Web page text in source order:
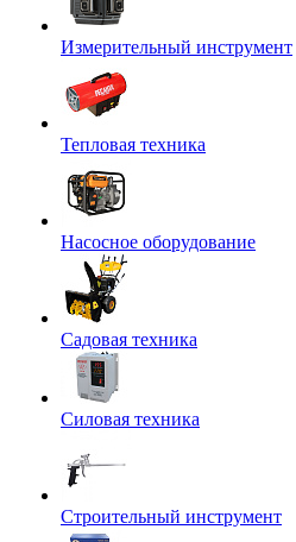
Измерительный инструмент
Тепловая техника
Насосное оборудование
Садовая техника
Силовая техника
Строительный инструмент